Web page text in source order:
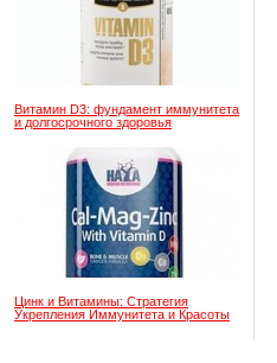
Витамин D3: фундамент иммунитета
и долгосрочного здоровья
Цинк и Витамины: Стратегия
Укрепления Иммунитета и Красоты